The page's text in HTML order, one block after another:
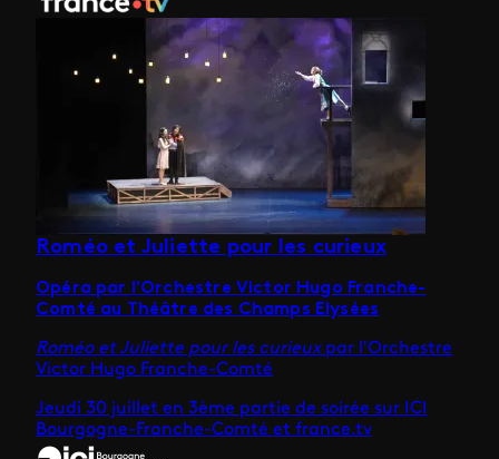
Roméo et Juliette pour les curieux
Opéra par l'Orchestre Victor Hugo Franche-
Comté au Théâtre des Champs Elysées
Roméo et Juliette pour les curieuxpar l'Orchestre
Victor Hugo Franche-Comté
Jeudi 30 juillet en 3ème partie de soirée sur ICI
Bourgogne-Franche-Comté et france.tv